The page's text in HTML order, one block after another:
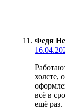
Федя
холсте,
всё в
ещё раз.